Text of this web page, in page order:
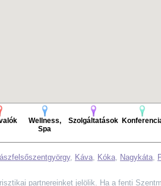
Wellness,
Spa
Szolgáltatások
, Káva, Kóka, Nagykáta,
partnereinket jelölik. Ha a fenti